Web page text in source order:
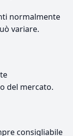
normalmente
variare.
del mercato.
consigliabile